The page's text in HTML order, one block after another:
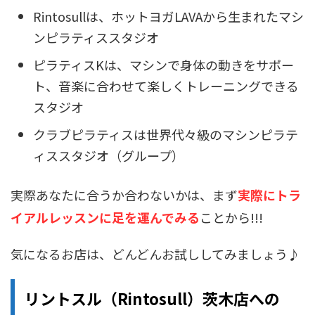
Rintosullは、ホットヨガLAVAから生まれたマシ
ンピラティススタジオ
ピラティスKは、マシンで身体の動きをサポー
ト、音楽に合わせて楽しくトレーニングできる
スタジオ
クラブピラティスは世界代々級のマシンピラテ
ィススタジオ（グループ）
実際あなたに合うか合わないかは、まず実際にトラ
イアルレッスンに足を運んでみることから!!!
気になるお店は、どんどんお試ししてみましょう♪
リントスル（Rintosull）茨木店への